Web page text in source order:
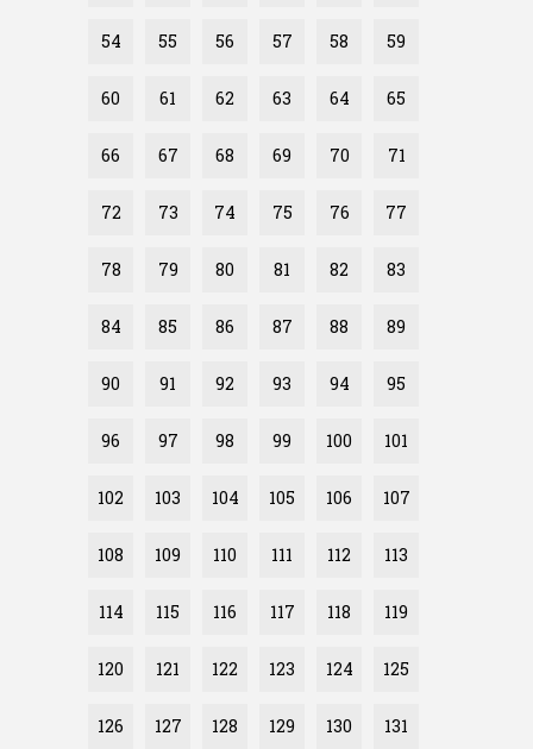
54 55 56 57 58 59
60 61 62 63 64 65
66 67 68 69 70 71
72 73 74 75 76 77
78 79 80 81 82 83
84 85 86 87 88 89
90 91 92 93 94 95
96 97 98 99 100 101
102 103 104 105 106 107
108 109 110 111 112 113
114 115 116 117 118 119
120 121 122 123 124 125
126 127 128 129 130 131